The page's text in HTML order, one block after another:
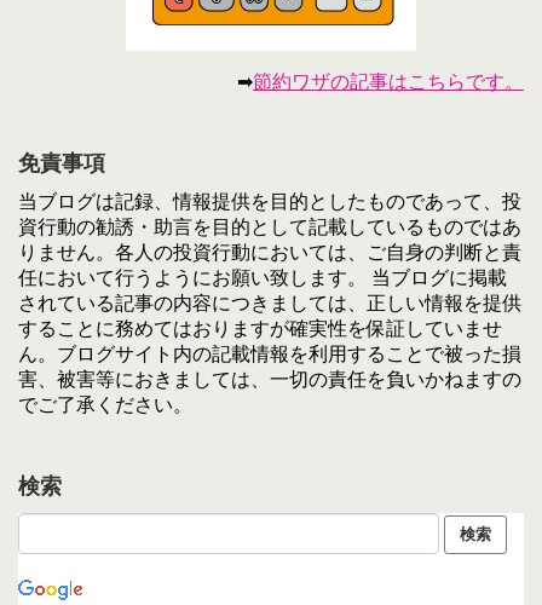
➡節約ワザの記事はこちらです。
免責事項
当ブログは記録、情報提供を目的としたものであって、投
資行動の勧誘・助言を目的として記載しているものではあ
りません。各人の投資行動においては、ご自身の判断と責
任において行うようにお願い致します。 当ブログに掲載
されている記事の内容につきましては、正しい情報を提供
することに務めてはおりますが確実性を保証していませ
ん。ブログサイト内の記載情報を利用することで被った損
害、被害等におきましては、一切の責任を負いかねますの
でご了承ください。
検索